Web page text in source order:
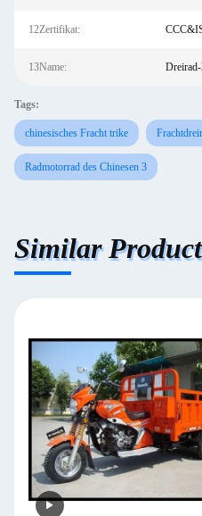
12Zertifikat:
13Name:
Tags:
chinesisches Fracht trike
Radmotorrad des Chinesen 3
Similar